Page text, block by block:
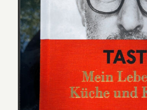
Stanley Tucci